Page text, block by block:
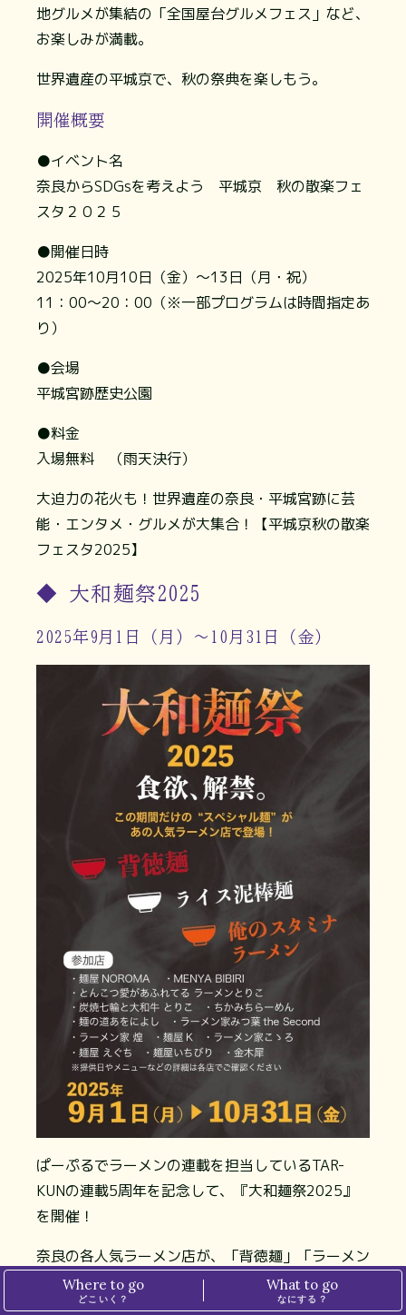
地グルメが集結の「全国屋台グルメフェス」など、
お楽しみが満載。
世界遺産の平城京で、秋の祭典を楽しもう。
開催概要
●イベント名
奈良からSDGsを考えよう 平城京 秋の散楽フェ
スタ２０２５
●開催日時
2025年10月10日（金）～13日（月・祝）
11：00〜20：00（※一部プログラムは時間指定あ
り）
●会場
平城宮跡歴史公園
●料金
入場無料 （雨天決行）
大迫力の花火も！世界遺産の奈良・平城宮跡に芸
能・エンタメ・グルメが大集合！【平城京秋の散楽
フェスタ2025】
◆ 大和麺祭2025
2025年9月1日（月）～10月31日（金）
ぱーぷるでラーメンの連載を担当しているTAR-
KUNの連載5周年を記念して、『大和麺祭2025』
を開催！
奈良の各人気ラーメン店が、「背徳麺」「ラーメン
片手に食べたいラーメン」「俺のスタミナラーメ
ン」の3つの中からセレクトしたテーマで、店の個
Where to go
どこいく？
What to go
なにする？